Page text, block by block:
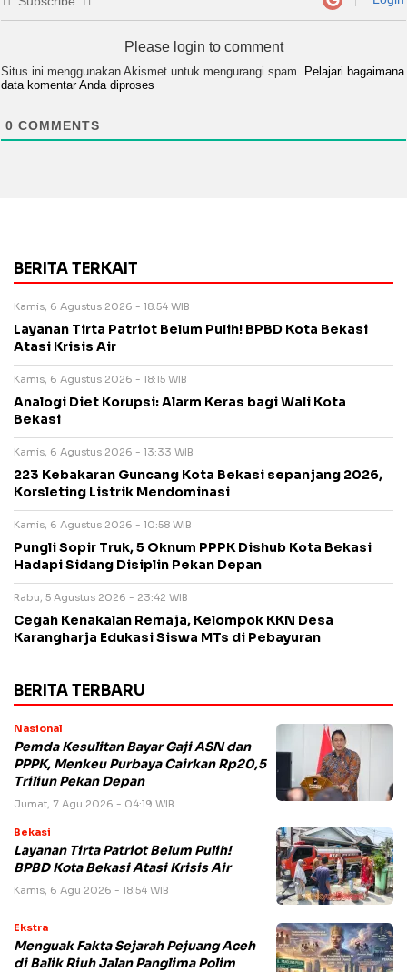
Please login to comment
Situs ini menggunakan Akismet untuk mengurangi spam.
Pelajari bagaimana
data komentar Anda diproses
0 COMMENTS
BERITA TERKAIT
Kamis, 6 Agustus 2026 - 18:54 WIB
Layanan Tirta Patriot Belum Pulih! BPBD Kota Bekasi
Atasi Krisis Air
Kamis, 6 Agustus 2026 - 18:15 WIB
Analogi Diet Korupsi: Alarm Keras bagi Wali Kota
Bekasi
Kamis, 6 Agustus 2026 - 13:33 WIB
223 Kebakaran Guncang Kota Bekasi sepanjang 2026,
Korsleting Listrik Mendominasi
Kamis, 6 Agustus 2026 - 10:58 WIB
Pungli Sopir Truk, 5 Oknum PPPK Dishub Kota Bekasi
Hadapi Sidang Disiplin Pekan Depan
Rabu, 5 Agustus 2026 - 23:42 WIB
Cegah Kenakalan Remaja, Kelompok KKN Desa
Karangharja Edukasi Siswa MTs di Pebayuran
BERITA TERBARU
Nasional
Pemda Kesulitan Bayar Gaji ASN dan
PPPK, Menkeu Purbaya Cairkan Rp20,5
Triliun Pekan Depan
Jumat, 7 Agu 2026 - 04:19 WIB
Bekasi
Layanan Tirta Patriot Belum Pulih!
BPBD Kota Bekasi Atasi Krisis Air
Kamis, 6 Agu 2026 - 18:54 WIB
Ekstra
Menguak Fakta Sejarah Pejuang Aceh
di Balik Riuh Jalan Panglima Polim